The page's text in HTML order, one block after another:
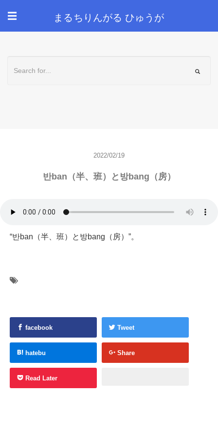
☰ まるちりんがる ひゅうが
2022/02/19
반ban（半、班）と방bang（房）
“반ban（半、班）と방bang（房）”。
facebook Tweet
hatebu Share
Read Later